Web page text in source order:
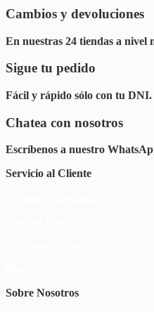
Cambios y devoluciones
En nuestras 24 tiendas a nivel
Sigue tu pedido
Fácil y rápido sólo con tu
Chatea con nosotros
Escríbenos a nuestro
Servicio al Cliente
Sobre Nosotros